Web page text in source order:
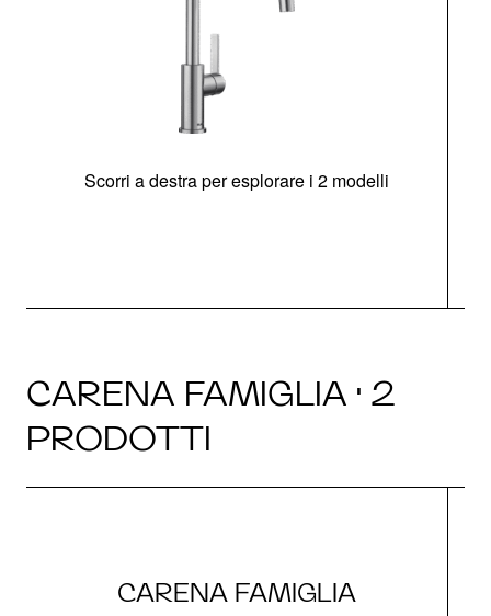
Scorri a destra per esplorare i 2 modelli
CARENA FAMIGLIA · 2
PRODOTTI
CARENA FAMIGLIA